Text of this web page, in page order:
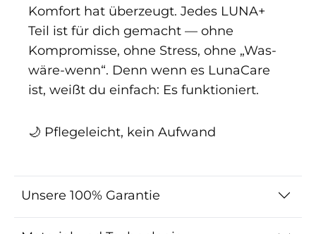
Komfort hat überzeugt. Jedes LUNA+
Teil ist für dich gemacht — ohne
Kompromisse, ohne Stress, ohne „Was-
wäre-wenn“. Denn wenn es LunaCare
ist, weißt du einfach: Es funktioniert.
🌙 Pflegeleicht, kein Aufwand
Unsere 100% Garantie